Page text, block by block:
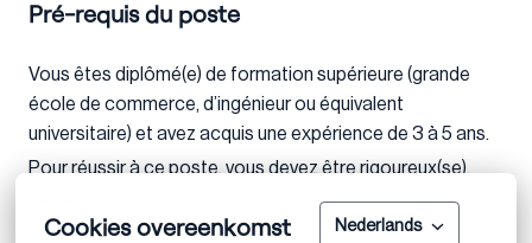
Cookies overeenkomst Nederlands
Pré-requis du poste
Vous êtes diplômé(e) de formation supérieure (grande
école de commerce, d’ingénieur ou équivalent
universitaire) et avez acquis une expérience de 3 à 5 ans.
Pour réussir à ce poste, vous devez être rigoureux(se),
disponible, avoir d’excellentes capacités d’analyse et de
synthèse et appréciez travailler en équipe.